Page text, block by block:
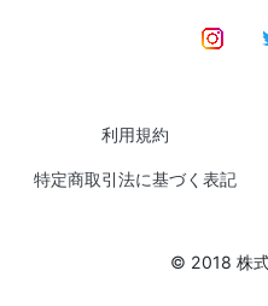
利用規約
特定商取引法に基づく表記
© 2018 株